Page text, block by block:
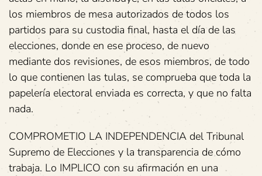
los miembros de mesa autorizados de todos los
partidos para su custodia final, hasta el día de las
elecciones, donde en ese proceso, de nuevo
mediante dos revisiones, de esos miembros, de todo
lo que contienen las tulas, se comprueba que toda la
papelería electoral enviada es correcta, y que no falta
nada.
COMPROMETIO LA INDEPENDENCIA del Tribunal
Supremo de Elecciones y la transparencia de cómo
trabaja. Lo IMPLICO con su afirmación en una